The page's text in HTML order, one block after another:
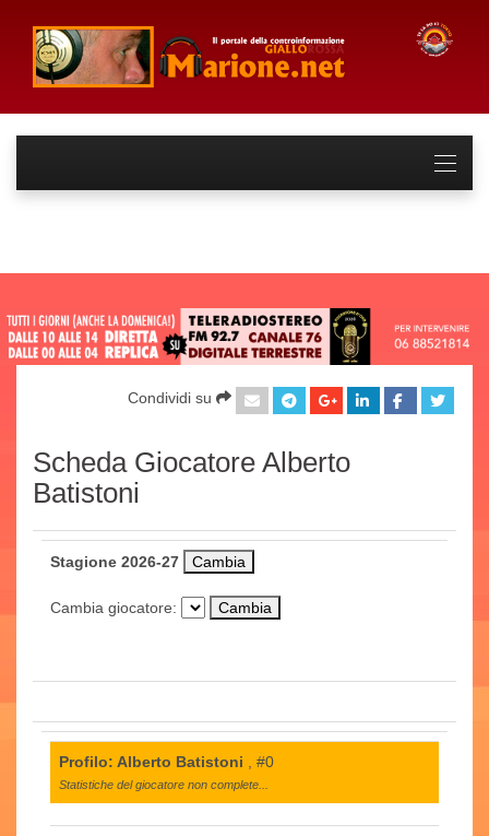
Condividi su
Scheda Giocatore Alberto
Batistoni
Stagione 2026-27
Cambia giocatore:
Profilo: Alberto Batistoni , #0
Statistiche del giocatore non complete...